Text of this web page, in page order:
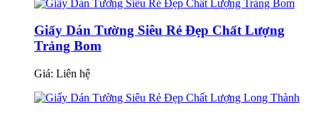
Giấy Dán Tường Siêu Rẻ Đẹp Chất Lượng
Trảng Bom
Giá: Liên hệ